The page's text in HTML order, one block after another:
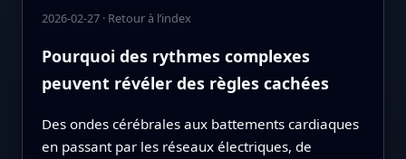
2026-02-27· Retour à l’index
Pourquoi des rythmes complexes
peuvent révéler des règles cachées
Des ondes cérébrales aux battements cardiaques
en passant par les réseaux électriques, de